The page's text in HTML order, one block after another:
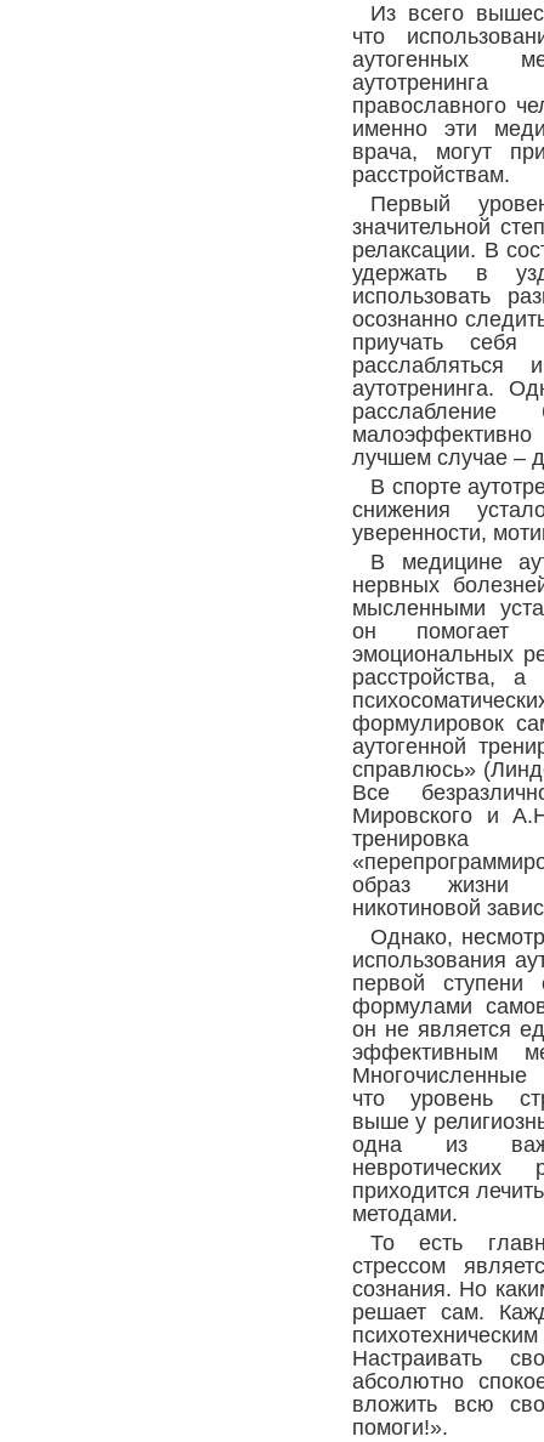
Из всего
что
аутогенных
православного
именно эти
врача, могут
расстройствам.
Первый
значительной
релаксации. В
удержать в
использовать
осознанно
приучать себя
расслабляться
аутотренинга.
расслабление
лучшем случае –
В спорте
снижения
уверенности,
В медицине
нервных
мысленными
он помогает
эмоциональных
расстройства,
формулировок
аутогенной
справлюсь»
Все
Мировского и
образ жизни
никотиновой
Однако,
использования
первой ступени
формулами
он не является
эффективным
Многочисленные
что уровень
выше у
одна из
невротических
приходится
методами.
То есть
стрессом
сознания. Но
решает сам.
Настраивать
абсолютно
вложить всю
помоги!».